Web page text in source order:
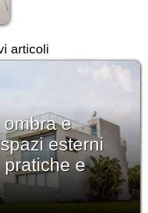
articoli
e
esterni
e